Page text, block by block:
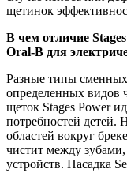
щетинок
В чем отличие
Oral-B для
Разные типы
определенных видов
щеток Stages Power
потребностей детей.
областей вокруг
чистит между
устройств. Насадка